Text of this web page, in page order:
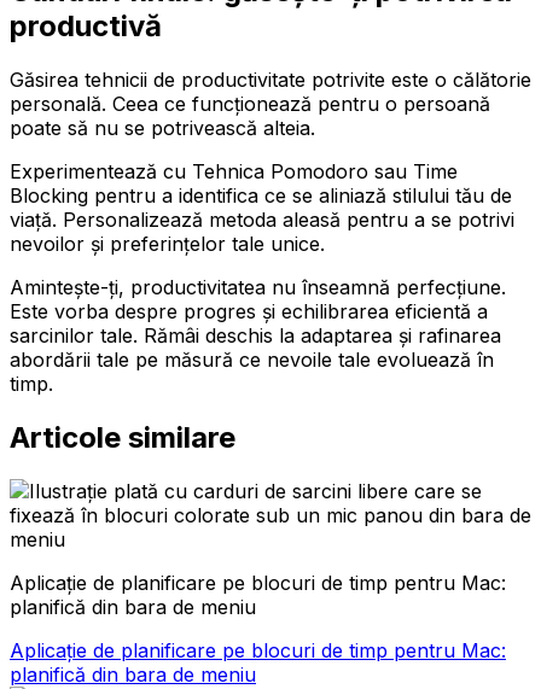
productivă
Găsirea tehnicii de productivitate potrivite este o călătorie
personală. Ceea ce funcționează pentru o persoană
poate să nu se potrivească alteia.
Experimentează cu Tehnica Pomodoro sau Time
Blocking pentru a identifica ce se aliniază stilului tău de
viață. Personalizează metoda aleasă pentru a se potrivi
nevoilor și preferințelor tale unice.
Amintește-ți, productivitatea nu înseamnă perfecțiune.
Este vorba despre progres și echilibrarea eficientă a
sarcinilor tale. Rămâi deschis la adaptarea și rafinarea
abordării tale pe măsură ce nevoile tale evoluează în
timp.
Articole similare
Aplicație de planificare pe blocuri de timp pentru Mac:
planifică din bara de meniu
Aplicație de planificare pe blocuri de timp pentru Mac:
planifică din bara de meniu